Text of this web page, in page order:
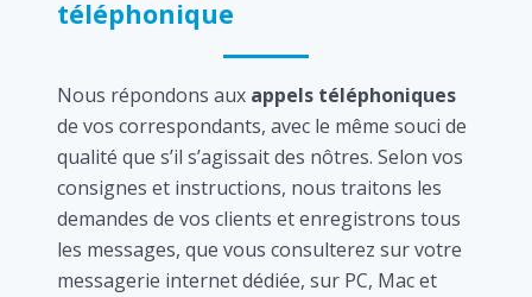
téléphonique
Nous répondons aux appels téléphoniques
de vos correspondants, avec le même souci de
qualité que s’il s’agissait des nôtres. Selon vos
consignes et instructions, nous traitons les
demandes de vos clients et enregistrons tous
les messages, que vous consulterez sur votre
messagerie internet dédiée, sur PC, Mac et